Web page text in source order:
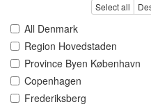
Select all
All Denmark
Region Hovedstaden
Province Byen København
Copenhagen
Frederiksberg